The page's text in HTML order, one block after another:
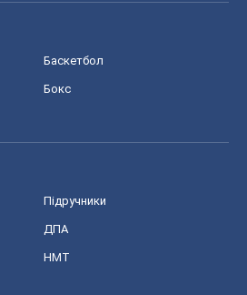
Баскетбол
Бокс
Підручники
ДПА
НМТ